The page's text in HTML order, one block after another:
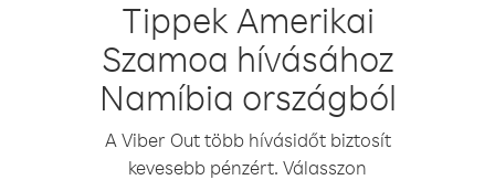
Tippek Amerikai
Szamoa hívásához
Namíbia országból
A Viber Out több hívásidőt biztosít
kevesebb pénzért. Válasszon